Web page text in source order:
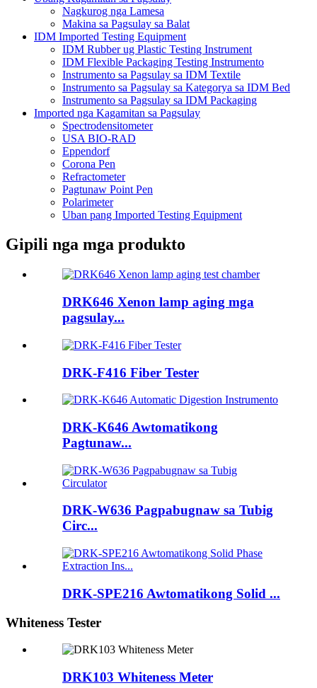
Nagkurog nga Lamesa
Makina sa Pagsulay sa Balat
IDM Imported Testing Equipment
IDM Rubber ug Plastic Testing Instrument
IDM Flexible Packaging Testing Instrumento
Instrumento sa Pagsulay sa IDM Textile
Instrumento sa Pagsulay sa Kategorya sa IDM Bed
Instrumento sa Pagsulay sa IDM Packaging
Imported nga Kagamitan sa Pagsulay
Spectrodensitometer
USA BIO-RAD
Eppendorf
Corona Pen
Refractometer
Pagtunaw Point Pen
Polarimeter
Uban pang Imported Testing Equipment
Gipili nga mga produkto
DRK646 Xenon lamp aging mga
pagsulay...
DRK-F416 Fiber Tester
DRK-K646 Awtomatikong
Pagtunaw...
DRK-W636 Pagpabugnaw sa Tubig
Circ...
DRK-SPE216 Awtomatikong Solid ...
Whiteness Tester
DRK103 Whiteness Meter